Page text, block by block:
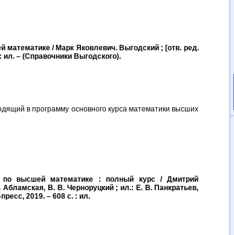
математике / Марк Яковлевич. Выгодский ; [отв. ред.
– (Справочники Выгодского).
в программу основного курса математики высших
по высшей математике : полный курс / Дмитрий
В. В. Черноруцкий ; ил.: Е. В. Панкратьев,
2019. – 608 с. : ил.